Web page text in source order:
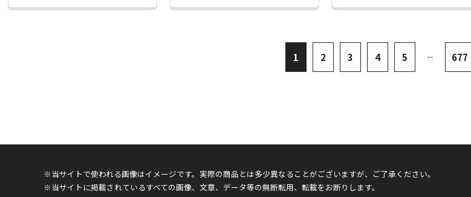
1 2 3 4 5 ... 677
※当サイトで使われる画像はイメージです。実際の商品とは多少異なることがございますが、ご了承ください。
※当サイトに掲載されているすべての画像、文章、データ等の無断転用、転載をお断りします。